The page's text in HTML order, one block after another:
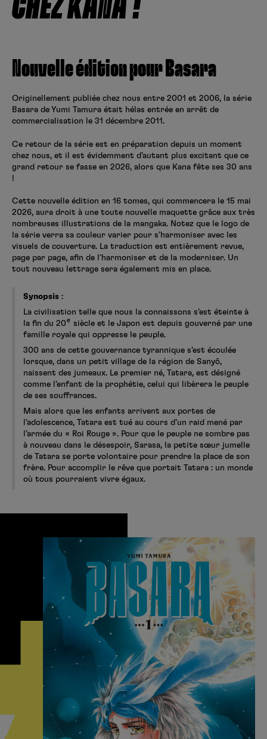
CHEZ KANA !
Nouvelle édition pour Basara
Originellement publiée chez nous entre 2001 et 2006, la série
Basara de Yumi Tamura était hélas entrée en arrêt de
commercialisation le 31 décembre 2011.
Ce retour de la série est en préparation depuis un moment
chez nous, et il est évidemment d’autant plus excitant que ce
grand retour se fasse en 2026, alors que Kana fête ses 30 ans
!
Cette nouvelle édition en 16 tomes, qui commencera le 15 mai
2026, aura droit à une toute nouvelle maquette grâce aux très
nombreuses illustrations de la mangaka. Notez que le logo de
la série verra sa couleur varier pour s’harmoniser avec les
visuels de couverture. La traduction est entièrement revue,
page par page, afin de l’harmoniser et de la moderniser. Un
tout nouveau lettrage sera également mis en place.
Synopsis :
La civilisation telle que nous la connaissons s’est éteinte à
la fin du 20e siècle et le Japon est depuis gouverné par une
famille royale qui oppresse le peuple.
300 ans de cette gouvernance tyrannique s’est écoulée
lorsque, dans un petit village de la région de Sanyô,
naissent des jumeaux. Le premier né, Tatara, est désigné
comme l’enfant de la prophétie, celui qui libèrera le peuple
de ses souffrances.
Mais alors que les enfants arrivent aux portes de
l’adolescence, Tatara est tué au cours d’un raid mené par
l’armée du « Roi Rouge ». Pour que le peuple ne sombre pas
à nouveau dans le désespoir, Sarasa, la petite sœur jumelle
de Tatara se porte volontaire pour prendre la place de son
frère. Pour accomplir le rêve que portait Tatara : un monde
où tous pourraient vivre égaux.
Hunter x Hunter
Black Butler